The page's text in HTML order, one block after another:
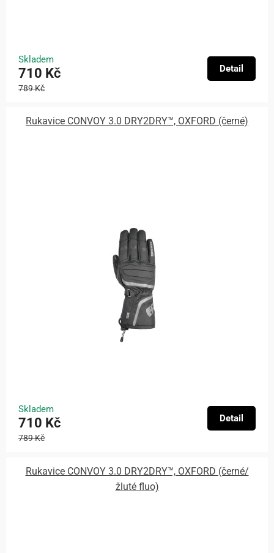
Skladem
710 Kč
789 Kč
Detail
Rukavice CONVOY 3.0 DRY2DRY™, OXFORD (černé)
Skladem
710 Kč
789 Kč
Detail
Rukavice CONVOY 3.0 DRY2DRY™, OXFORD (černé/
žluté fluo)